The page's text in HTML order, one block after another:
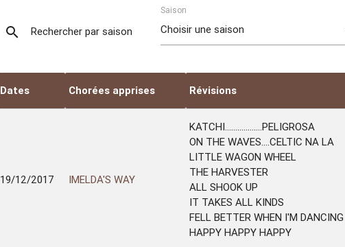
search Rechercher par saison
Saison
Dates Chorées apprises Révisions
19/12/2017 IMELDA'S WAY
KATCHI..................PELIGROSA
ON THE WAVES....CELTIC NA LA
LITTLE WAGON WHEEL
THE HARVESTER
ALL SHOOK UP
IT TAKES ALL KINDS
FELL BETTER WHEN I'M DANCING
HAPPY HAPPY HAPPY